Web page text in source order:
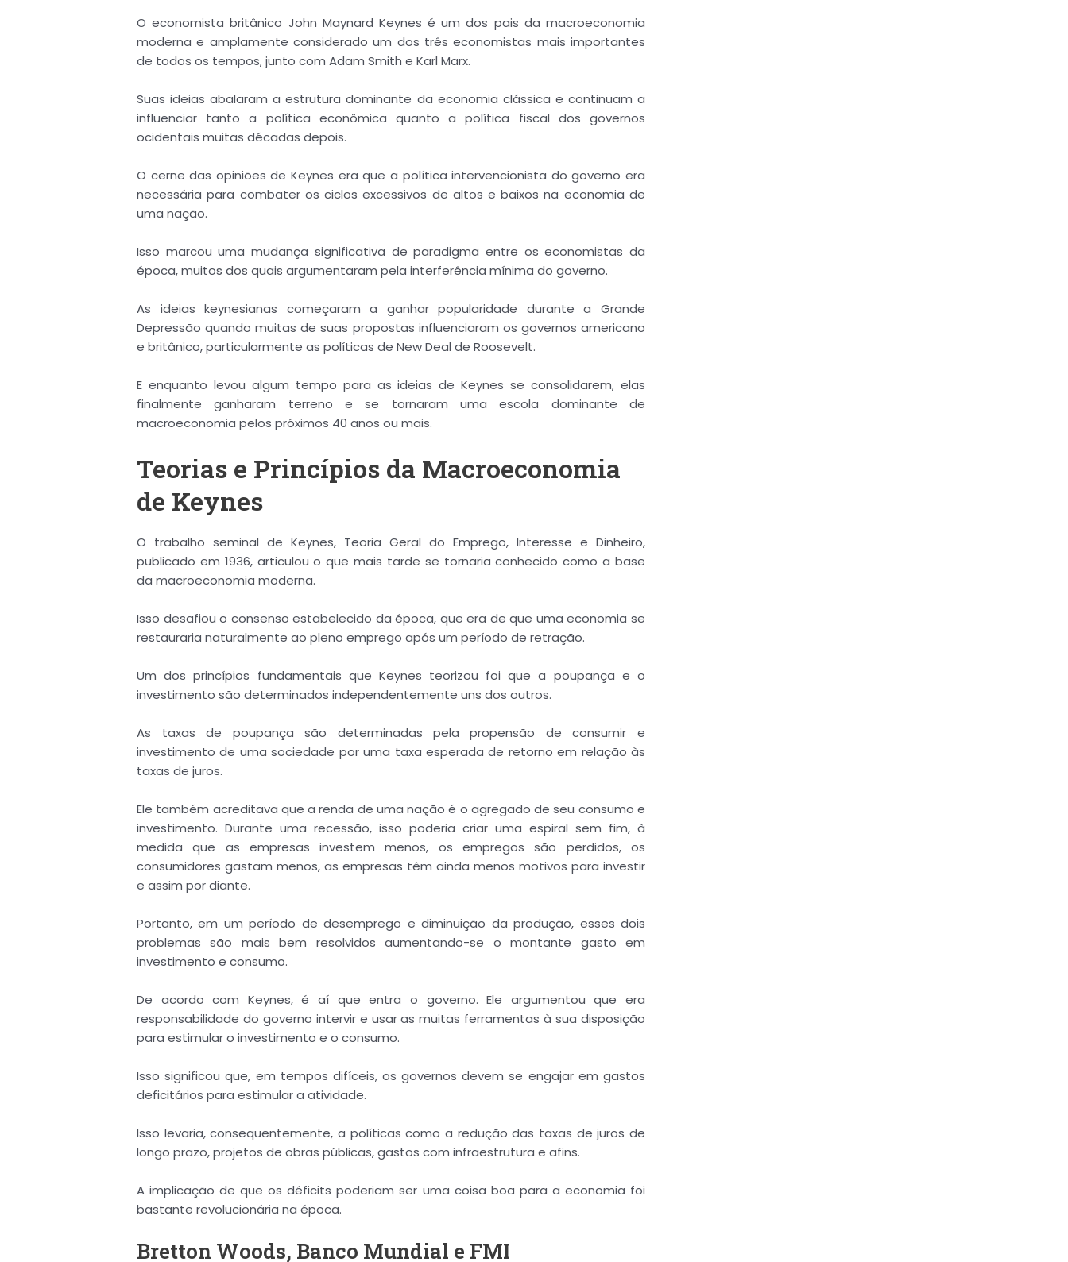
O economista britânico John Maynard Keynes é um dos pais da macroeconomia
moderna e amplamente considerado um dos três economistas mais importantes
de todos os tempos, junto com Adam Smith e Karl Marx.
Suas ideias abalaram a estrutura dominante da economia clássica e continuam a
influenciar tanto a política econômica quanto a política fiscal dos governos
ocidentais muitas décadas depois.
O cerne das opiniões de Keynes era que a política intervencionista do governo era
necessária para combater os ciclos excessivos de altos e baixos na economia de
uma nação.
Isso marcou uma mudança significativa de paradigma entre os economistas da
época, muitos dos quais argumentaram pela interferência mínima do governo.
As ideias keynesianas começaram a ganhar popularidade durante a Grande
Depressão quando muitas de suas propostas influenciaram os governos americano
e britânico, particularmente as políticas de New Deal de Roosevelt.
E enquanto levou algum tempo para as ideias de Keynes se consolidarem, elas
finalmente ganharam terreno e se tornaram uma escola dominante de
macroeconomia pelos próximos 40 anos ou mais.
Teorias e Princípios da Macroeconomia
de Keynes
O trabalho seminal de Keynes, Teoria Geral do Emprego, Interesse e Dinheiro,
publicado em 1936, articulou o que mais tarde se tornaria conhecido como a base
da macroeconomia moderna.
Isso desafiou o consenso estabelecido da época, que era de que uma economia se
restauraria naturalmente ao pleno emprego após um período de retração.
Um dos princípios fundamentais que Keynes teorizou foi que a poupança e o
investimento são determinados independentemente uns dos outros.
As taxas de poupança são determinadas pela propensão de consumir e
investimento de uma sociedade por uma taxa esperada de retorno em relação às
taxas de juros.
Ele também acreditava que a renda de uma nação é o agregado de seu consumo e
investimento. Durante uma recessão, isso poderia criar uma espiral sem fim, à
medida que as empresas investem menos, os empregos são perdidos, os
consumidores gastam menos, as empresas têm ainda menos motivos para investir
e assim por diante.
Portanto, em um período de desemprego e diminuição da produção, esses dois
problemas são mais bem resolvidos aumentando-se o montante gasto em
investimento e consumo.
De acordo com Keynes, é aí que entra o governo. Ele argumentou que era
responsabilidade do governo intervir e usar as muitas ferramentas à sua disposição
para estimular o investimento e o consumo.
Isso significou que, em tempos difíceis, os governos devem se engajar em gastos
deficitários para estimular a atividade.
Isso levaria, consequentemente, a políticas como a redução das taxas de juros de
longo prazo, projetos de obras públicas, gastos com infraestrutura e afins.
A implicação de que os déficits poderiam ser uma coisa boa para a economia foi
bastante revolucionária na época.
Bretton Woods, Banco Mundial e FMI
Dificuldade deMensurar
Baixe a Planilha de Avaliação de Desempenho!
E-mail: